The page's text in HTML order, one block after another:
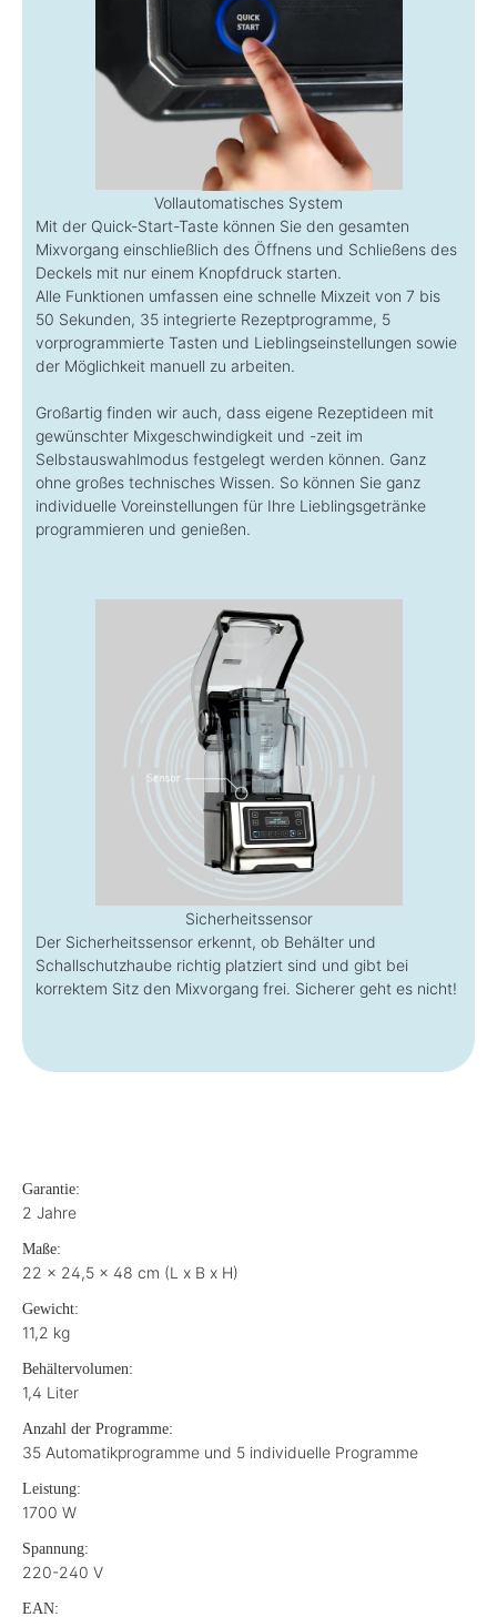
Vollautomatisches System
Mit der Quick-Start-Taste können Sie den gesamten
Mixvorgang einschließlich des Öffnens und Schließens des
Deckels mit nur einem Knopfdruck starten.
Alle Funktionen umfassen eine schnelle Mixzeit von 7 bis
50 Sekunden, 35 integrierte Rezeptprogramme, 5
vorprogrammierte Tasten und Lieblingseinstellungen sowie
der Möglichkeit manuell zu arbeiten.
Großartig finden wir auch, dass eigene Rezeptideen mit
gewünschter Mixgeschwindigkeit und -zeit im
Selbstauswahlmodus festgelegt werden können. Ganz
ohne großes technisches Wissen. So können Sie ganz
individuelle Voreinstellungen für Ihre Lieblingsgetränke
programmieren und genießen.
Sicherheitssensor
Der Sicherheitssensor erkennt, ob Behälter und
Schallschutzhaube richtig platziert sind und gibt bei
korrektem Sitz den Mixvorgang frei. Sicherer geht es nicht!
Garantie:
2 Jahre
Maße:
22 x 24,5 x 48 cm (L x B x H)
Gewicht:
11,2 kg
Behältervolumen:
1,4 Liter
Anzahl der Programme:
35 Automatikprogramme und 5 individuelle Programme
Leistung:
1700 W
Spannung:
220-240 V
EAN: